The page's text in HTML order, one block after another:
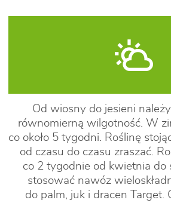
Od wiosny do jesieni
równomierną wilgotność. W
co około 5 tygodni. Roślinę
od czasu do czasu zraszać.
co 2 tygodnie od kwietnia do
stosować nawóz
do palm, juk i dracen Target.